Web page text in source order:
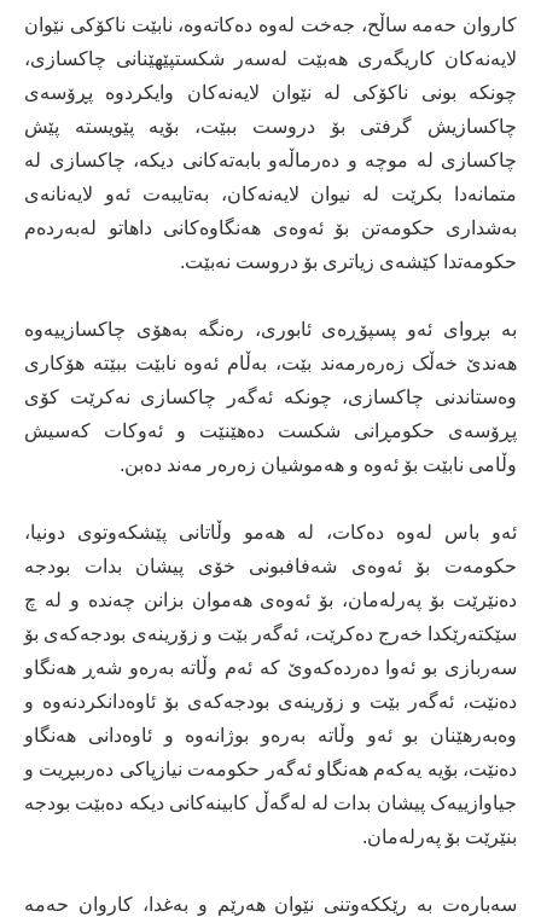
کاروان حەمە ساڵح، جەخت لەوە دەکاتەوە، نابێت ناکۆکى نێوان
لایەنەکان کاریگەرى هەبێت لەسەر شکستپێهێنانى چاکسازى،
چونکە بونى ناکۆکى لە نێوان لایەنەکان وایکردوە پڕۆسەى
چاکسازیش گرفتى بۆ دروست ببێت، بۆیە پێویستە پێش
چاکسازى لە موچە و دەرماڵەو بابەتەکانى دیکە، چاکسازى لە
متمانەدا بکرێت لە نیوان لایەنەکان، بەتایبەت ئەو لایەنانەى
بەشدارى حکومەتن بۆ ئەوەى هەنگاوەکانى داهاتو لەبەردەم
حکومەتدا کێشەى زیاترى بۆ دروست نەبێت.
بە بڕواى ئەو پسپۆڕەى ئابورى، رەنگە بەهۆى چاکسازییەوە
هەندێ خەڵک زەرەرمەند بێت، بەڵام ئەوە نابێت ببێتە هۆکارى
وەستاندنى چاکسازى، چونکە ئەگەر چاکسازى نەکرێت کۆى
پڕۆسەى حکومڕانى شکست دەهێنێت و ئەوکات کەسیش
وڵامى نابێت بۆ ئەوە و هەموشیان زەرەر مەند دەبن.
ئەو باس لەوە دەکات، لە هەمو وڵاتانى پێشکەوتوى دونیا،
حکومەت بۆ ئەوەى شەفافبونى خۆى پیشان بدات بودجە
دەنێرێت بۆ پەرلەمان، بۆ ئەوەى هەموان بزانن چەندە و لە چ
سێکتەرێکدا خەرج دەکرێت، ئەگەر بێت و زۆرینەى بودجەکەى بۆ
سەربازى بو ئەوا دەردەکەوێ کە ئەم وڵاتە بەرەو شەڕ هەنگاو
دەنێت، ئەگەر بێت و زۆرینەى بودجەکەى بۆ ئاوەدانکردنەوە و
وەبەرهێنان بو ئەو وڵاتە بەرەو بوژانەوە و ئاوەدانى هەنگاو
دەنێت، بۆیە یەکەم هەنگاو ئەگەر حکومەت نیازپاکى دەرببڕیت و
جیاوازییەک پیشان بدات لە لەگەڵ کابینەکانى دیکە دەبێت بودجە
بنێرێت بۆ پەرلەمان.
سەبارەت بە رێککەوتنى نێوان هەرێم و بەغدا، کاروان حەمە